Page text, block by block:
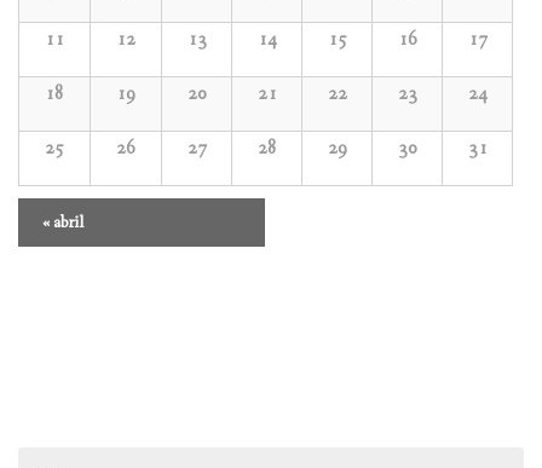
11 12 13 14 15 16 17
18 19 20 21 22 23 24
25 26 27 28 29 30 31
Navegació
del
« abril